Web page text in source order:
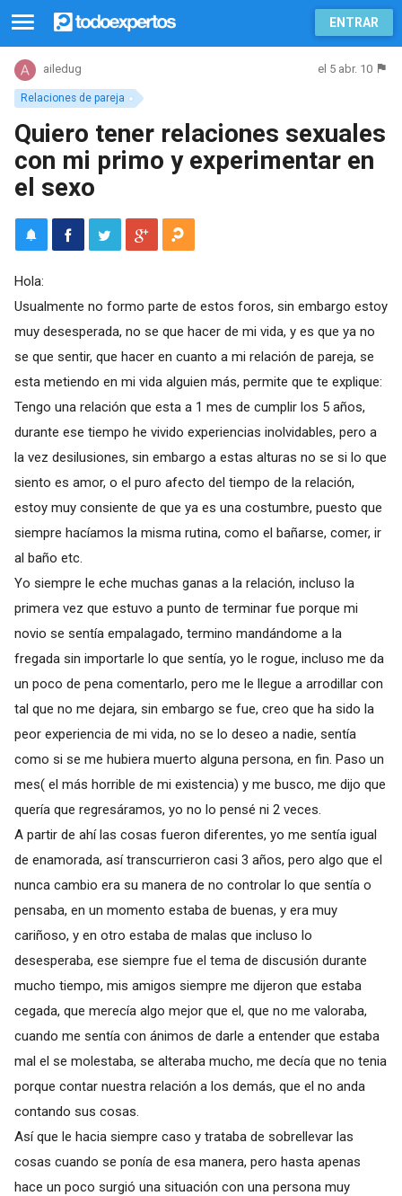
ENTRAR
Relaciones de pareja
ailedug el 5 abr. 10
Quiero tener relaciones sexuales
con mi primo y experimentar en
el sexo
Hola:
Usualmente no formo parte de estos foros, sin embargo estoy
muy desesperada, no se que hacer de mi vida, y es que ya no
se que sentir, que hacer en cuanto a mi relación de pareja, se
esta metiendo en mi vida alguien más, permite que te explique:
Tengo una relación que esta a 1 mes de cumplir los 5 años,
durante ese tiempo he vivido experiencias inolvidables, pero a
la vez desilusiones, sin embargo a estas alturas no se si lo que
siento es amor, o el puro afecto del tiempo de la relación,
estoy muy consiente de que ya es una costumbre, puesto que
siempre hacíamos la misma rutina, como el bañarse, comer, ir
al baño etc.
Yo siempre le eche muchas ganas a la relación, incluso la
primera vez que estuvo a punto de terminar fue porque mi
novio se sentía empalagado, termino mandándome a la
fregada sin importarle lo que sentía, yo le rogue, incluso me da
un poco de pena comentarlo, pero me le llegue a arrodillar con
tal que no me dejara, sin embargo se fue, creo que ha sido la
peor experiencia de mi vida, no se lo deseo a nadie, sentía
como si se me hubiera muerto alguna persona, en fin. Paso un
mes( el más horrible de mi existencia) y me busco, me dijo que
quería que regresáramos, yo no lo pensé ni 2 veces.
A partir de ahí las cosas fueron diferentes, yo me sentía igual
de enamorada, así transcurrieron casi 3 años, pero algo que el
nunca cambio era su manera de no controlar lo que sentía o
pensaba, en un momento estaba de buenas, y era muy
cariñoso, y en otro estaba de malas que incluso lo
desesperaba, ese siempre fue el tema de discusión durante
mucho tiempo, mis amigos siempre me dijeron que estaba
cegada, que merecía algo mejor que el, que no me valoraba,
cuando me sentía con ánimos de darle a entender que estaba
mal el se molestaba, se alteraba mucho, me decía que no tenia
porque contar nuestra relación a los demás, que el no anda
contando sus cosas.
Así que le hacia siempre caso y trataba de sobrellevar las
cosas cuando se ponía de esa manera, pero hasta apenas
hace un poco surgió una situación con una persona muy